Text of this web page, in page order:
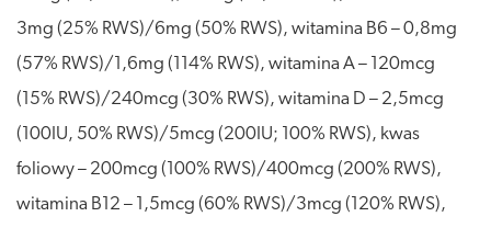
3mg (25% RWS)/6mg (50% RWS), witamina B6 – 0,8mg
(57% RWS)/1,6mg (114% RWS), witamina A – 120mcg
(15% RWS)/240mcg (30% RWS), witamina D – 2,5mcg
(100IU, 50% RWS)/5mcg (200IU; 100% RWS), kwas
foliowy – 200mcg (100% RWS)/400mcg (200% RWS),
witamina B12 – 1,5mcg (60% RWS)/3mcg (120% RWS),